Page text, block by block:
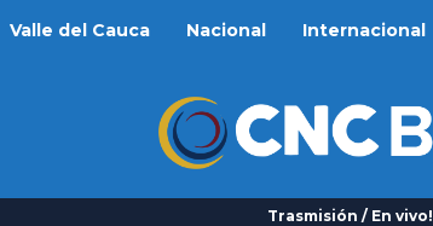
Valle del Cauca Nacional Internacional
Trasmisión / En vivo!